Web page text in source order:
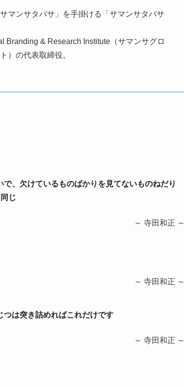
マンサタバサ」を手掛ける「サマンサタバサ
Branding & Research Institute（サマンサグロ
）の代表取締役。
、欠けているものばかりを見てないものねだり
じ
～ 寺田和正 ～
～ 寺田和正 ～
つは突き詰めればこれだけです
～ 寺田和正 ～